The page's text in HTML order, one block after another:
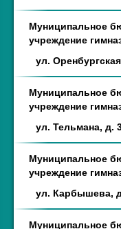
Муниципальное
учреждение
ул.
Муниципальное
учреждение
ул. Тельмана, д.
Муниципальное
учреждение
ул. Карбышева,
Муниципальное